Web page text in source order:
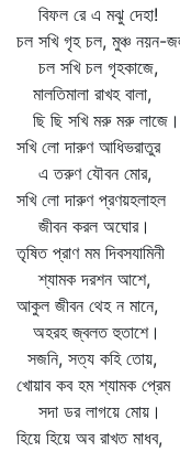
বিফল রে এ মঝু দেহা!
চল সখি গৃহ চল, মুঞ্চ নয়ন-
চল সখি চল গৃহকাজে,
মালতিমালা রাখহ বালা,
ছি ছি সখি মরু মরু লাজে।
সখি লো দারুণ আধিভরাতুর
এ তরুণ যৌবন মোর,
সখি লো দারুণ প্রণয়হলাহল
জীবন করল অঘোর।
তৃষিত প্রাণ মম দিবসযামিনী
শ্যামক দরশন আশে,
আকুল জীবন থেহ ন মানে,
অহরহ জ্বলত হুতাশে।
সজনি, সত্য কহি তোয়,
খোয়াব কব হম শ্যামক প্রেম
সদা ডর লাগয়ে মোয়।
হিয়ে হিয়ে অব রাখত মাধব,